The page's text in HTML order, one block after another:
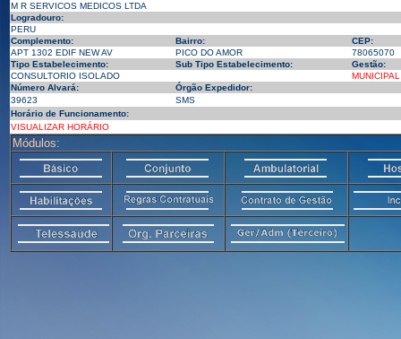
M R SERVICOS MEDICOS LTDA
Logradouro:
PERU
Complemento:
Bairro:
CEP:
APT 1302 EDIF NEW AV
PICO DO AMOR
78065070
Tipo Estabelecimento:
Sub Tipo Estabelecimento:
Gestão:
CONSULTORIO ISOLADO
MUNICIPAL
Número Alvará:
Órgão Expedidor:
39623
SMS
Horário de Funcionamento:
VISUALIZAR HORÁRIO
Módulos: